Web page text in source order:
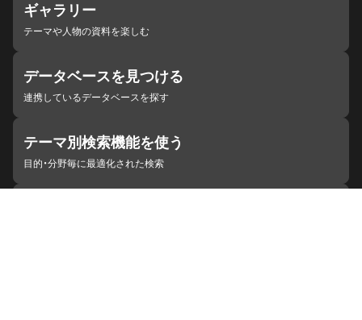
ギャラリー
テーマや人物の資料を楽しむ
データベースを見つける
連携しているデータベースを探す
テーマ別検索機能を使う
目的・分野毎に最適化された検索